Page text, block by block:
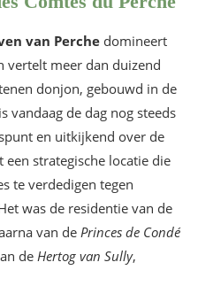
van Perche domineert
vertelt meer dan duizend
donjon, gebouwd in de
vandaag de dag nog steeds
en uitkijkend over de
strategische locatie die
te verdedigen tegen
was de residentie van de
van de Princes de Condé
de Hertog van Sully,